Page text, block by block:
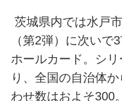
茨城県内では水戸
（第2弾）に次いで
ホールカード。シ
り、全国の自治体
わせ数はおよそ300